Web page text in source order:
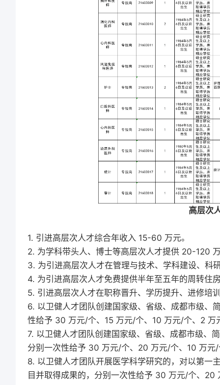
高层次
1. 引进高层次人才综合年收入 15-60 万元。
2. 为学科带头人、博士等高层次人才提供 20-120
3. 为引进高层次人才在管理与技术、学科建设、科
4. 为引进高层次人才免费提供半年至五年的周转住
5. 引进高层次人才在职称晋升、学历提升、进修培
6. 以卫健人才团队创建国家级、省级、成都市级、
性给予 30 万元/个、15 万元/个、10 万元/个、2 万
7. 以卫健人才团队创建国家级、省级、成都市级、
分别一次性给予 30 万元/个、20 万元/个、10 万元
8. 以卫健人才团队开展医学科学研究的，对以第一
目并取得成果的，分别一次性给予 30 万元/个、20